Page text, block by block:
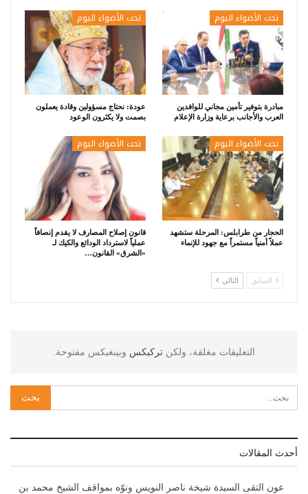
تحت الأضواء اليوم
مبادرة بتوفير تأمين مجاني للوافدين
العرب والأجانب برعاية وزارة الإعلام
تحت الأضواء اليوم
عودة: نحتاج مسؤولين وقادة يعملون
بصمت ولا يكثرون الوعود
تحت الأضواء اليوم
الحجار من طرابلس: المرحلة ستشهد
عملاً أمنياً مستمراً مع جهود للإنماء
تحت الأضواء اليوم
قانون إصلاح المصارف لا يقدم إنصافاً
عملياً لاسترداد الودائع والكيك لـ
«الشرق» القانون…
السابق التالي
التعليقات مغلقة، ولكن تركبكس وبينغبكس مفتوحة.
أحدث المقالات
عون التقى السيدة شيخة ناصر النويس ونوّه بمواقف الشيخ محمد بن